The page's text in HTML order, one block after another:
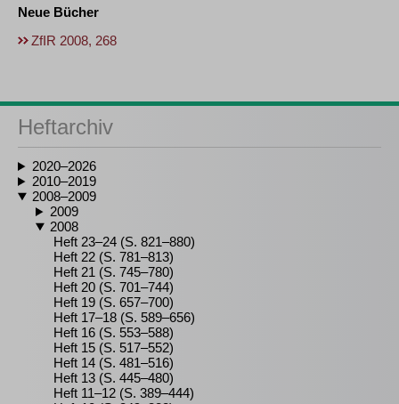
Neue Bücher
ZfIR 2008, 268
Heftarchiv
2020–2026
2010–2019
2008–2009
2009
2008
Heft 23–24 (S. 821–880)
Heft 22 (S. 781–813)
Heft 21 (S. 745–780)
Heft 20 (S. 701–744)
Heft 19 (S. 657–700)
Heft 17–18 (S. 589–656)
Heft 16 (S. 553–588)
Heft 15 (S. 517–552)
Heft 14 (S. 481–516)
Heft 13 (S. 445–480)
Heft 11–12 (S. 389–444)